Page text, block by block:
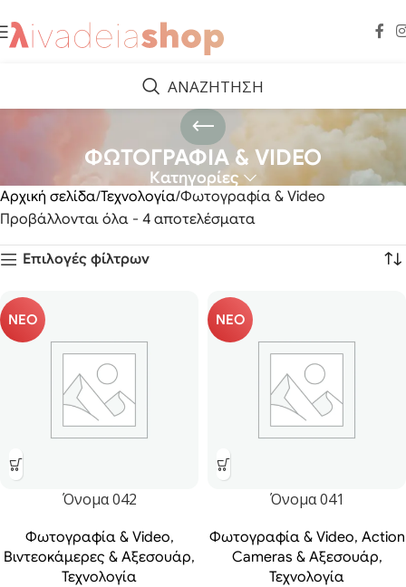
ΑΝΑΖΗΤΗΣΗ
ΦΩΤΟΓΡΑΦΙΑ & VIDEO
Κατηγορίες
Αρχική σελίδα Τεχνολογία Φωτογραφία & Video
Προβάλλονται όλα - 4 αποτελέσματα
Επιλογές φίλτρων
ΝΕΟ
Όνομα 042
Φωτογραφία & Video,
Βιντεοκάμερες & Αξεσουάρ,
Τεχνολογία
ΝΕΟ
Όνομα 041
Φωτογραφία & Video, Action
Cameras & Αξεσουάρ,
Τεχνολογία